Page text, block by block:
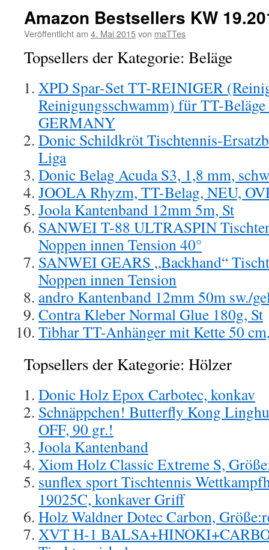
Amazon Bestsellers KW
Veröffentlicht am 4. Mai 2015von maTTes
Topsellers der Kategorie: Beläge
XPD Spar-Set TT-REINIGER
Reinigungsschwamm) für TT-
GERMANY
Donic Schildkröt Tischtennis-
Liga
Donic Belag Acuda S3, 1,8 mm,
JOOLA Rhyzm, TT-Belag, NEU,
Joola Kantenband 12mm 5m, St
SANWEI T-88 ULTRASPIN
Noppen innen Tension 40°
SANWEI GEARS „Backhand“
Noppen innen Tension
andro Kantenband 12mm 50m sw./
Contra Kleber Normal Glue 180g, St
Tibhar TT-Anhänger mit Kette 50
Topsellers der Kategorie: Hölzer
Donic Holz Epox Carbotec, konkav
Schnäppchen! Butterfly Kong
OFF, 90 gr.!
Joola Kantenband
Xiom Holz Classic Extreme S,
sunflex sport Tischtennis
19025C, konkaver Griff
Holz Waldner Dotec Carbon,
XVT H-1